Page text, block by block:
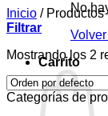
No
Carrito
Inicio /Productos
Filtrar
Mostrando los 2
Categorías de